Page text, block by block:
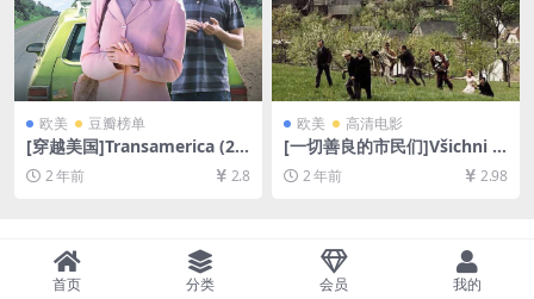
欧美 豆瓣榜单
[穿越美国]Transamerica (20
05)[百度网盘+夸克网盘1080P
超清未删减资源][网盘在线播
2 年前 2.8
欧美 高清电影
[一切善良的市民们]Všichni d
obří rodáci (1969)[百度网盘
+夸克网盘1080P超清未删减
2 年前 2.98
首页 分类 会员 我的